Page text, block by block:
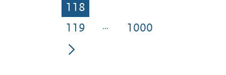
Pagina
118
Pagina
119 Pagina
1000